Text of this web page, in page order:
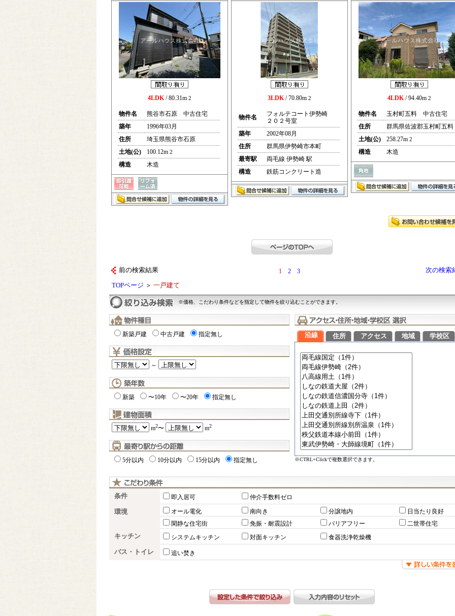
4LDK/ 80.31m 2
物件名
熊谷市石原 中古住宅
築年
1996年03月
住所
埼玉県熊谷市石原
土地(公)
100.12m 2
構造 木造
3LDK/ 70.80m 2
物件名
フォルテコート伊勢崎
２０２号室
築年
2002年08月
住所
群馬県伊勢崎市本町
最寄駅
両毛線 伊勢崎 駅
構造
鉄筋コンクリート造
4LDK/ 94.40m 2
物件名
玉村町五料 中古住宅
住所
群馬県佐波郡玉村町五料
土地(公)
258.27m 2
構造 木造
前の検索結果 1 2 3 次の検索
TOPページ ＞ 一戸建て
※価格、こだわり条件などを指定して物件を絞り込むことができます。
新築戸建 中古戸建 指定無し
～
新築 〜10年 〜20年 指定無し
m2〜 m2
5分以内 10分以内 15分以内 指定無し
沿線 住所 アクセス 地域 学校区
※CTRL+Clickで複数選択できます。
条件 即入居可 仲介手数料ゼロ
環境 オール電化 南向き 分譲地内
日当たり良好
閑静な住宅街
免振・耐震設計 バリアフリー 二世帯住宅
キッチン システムキッチン 対面キッチン 食器洗浄乾燥機
バス・トイレ 追い焚き